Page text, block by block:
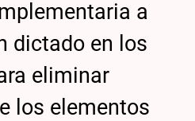
a
dictado en los
eliminar
los elementos